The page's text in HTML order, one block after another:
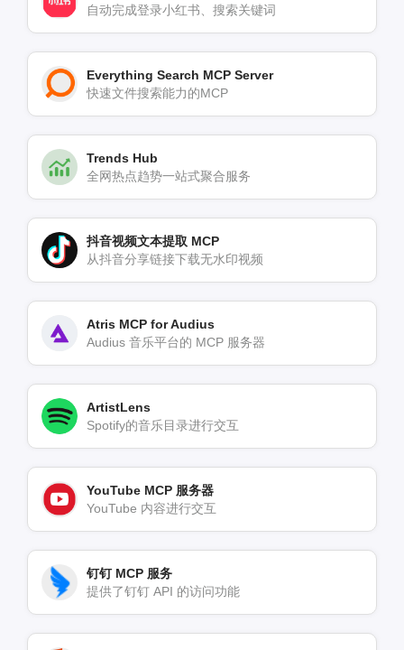
自动完成登录小红书、搜索关键词
Everything Search MCP Server
快速文件搜索能力的MCP
Trends Hub
全网热点趋势一站式聚合服务
抖音视频文本提取 MCP
从抖音分享链接下载无水印视频
Atris MCP for Audius
Audius 音乐平台的 MCP 服务器
ArtistLens
Spotify的音乐目录进行交互
YouTube MCP 服务器
YouTube 内容进行交互
钉钉 MCP 服务
提供了钉钉 API 的访问功能